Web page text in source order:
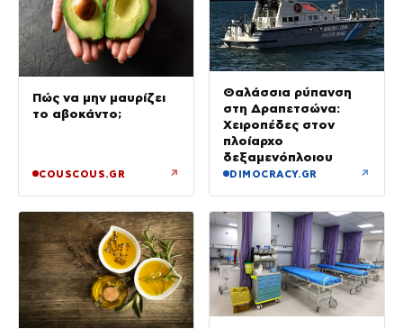
Πώς να μην μαυρίζει
το αβοκάντο;
COUSCOUS.GR ↗
Θαλάσσια ρύπανση
στη Δραπετσώνα:
Χειροπέδες στον
πλοίαρχο
δεξαμενόπλοιου
DIMOCRACY.GR ↗